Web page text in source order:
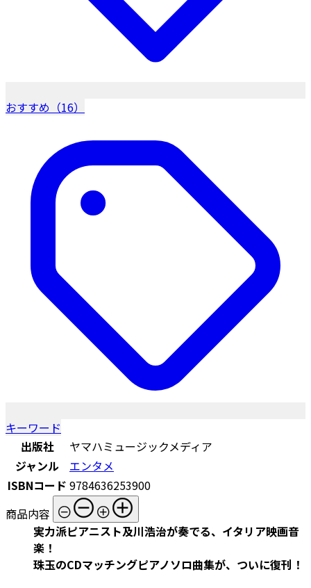
おすすめ（16）
キーワード
出版社
ヤマハミュージックメディア
ジャンル
エンタメ
ISBNコード 9784636253900
商品内容
実力派ピアニスト及川浩治が奏でる、イタリア映画音
楽！
珠玉のCDマッチングピアノソロ曲集が、ついに復刊！